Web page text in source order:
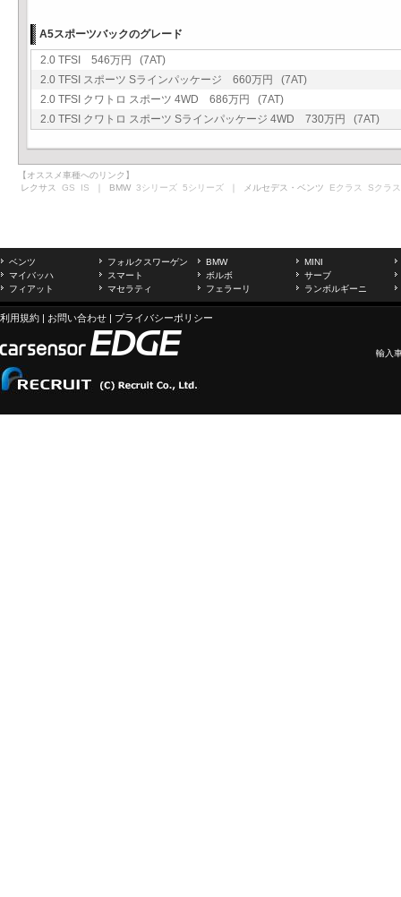
A5スポーツバックのグレード
2.0 TFSI 546万円 (7AT)
2.0 TFSI スポーツ Sラインパッケージ 660万円 (7AT)
2.0 TFSI クワトロ スポーツ 4WD 686万円 (7AT)
2.0 TFSI クワトロ スポーツ Sラインパッケージ 4WD 730万円 (7AT)
【オススメ車種へのリンク】
レクサス GS IS ｜ BMW 3シリーズ 5シリーズ ｜ メルセデス・ベンツ Eクラス Sクラス
ベンツ フォルクスワーゲン BMW
MINI
マイバッハ
スマート ボルボ
サーブ
フィアット
マセラティ フェラーリ ランボルギーニ
利用規約 | お問い合わせ | プライバシーポリシー
輸入